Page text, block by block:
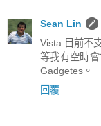
Sean Lin
Vista 目前不
等我有空時
Gadgetes。
回覆